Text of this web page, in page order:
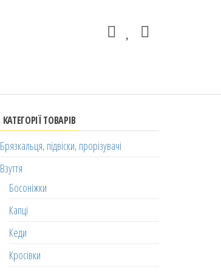
КАТЕГОРІЇ ТОВАРІВ
Брязкальця, підвіски, прорізувачі
Взуття
Босоніжки
Капці
Кеди
Кросівки